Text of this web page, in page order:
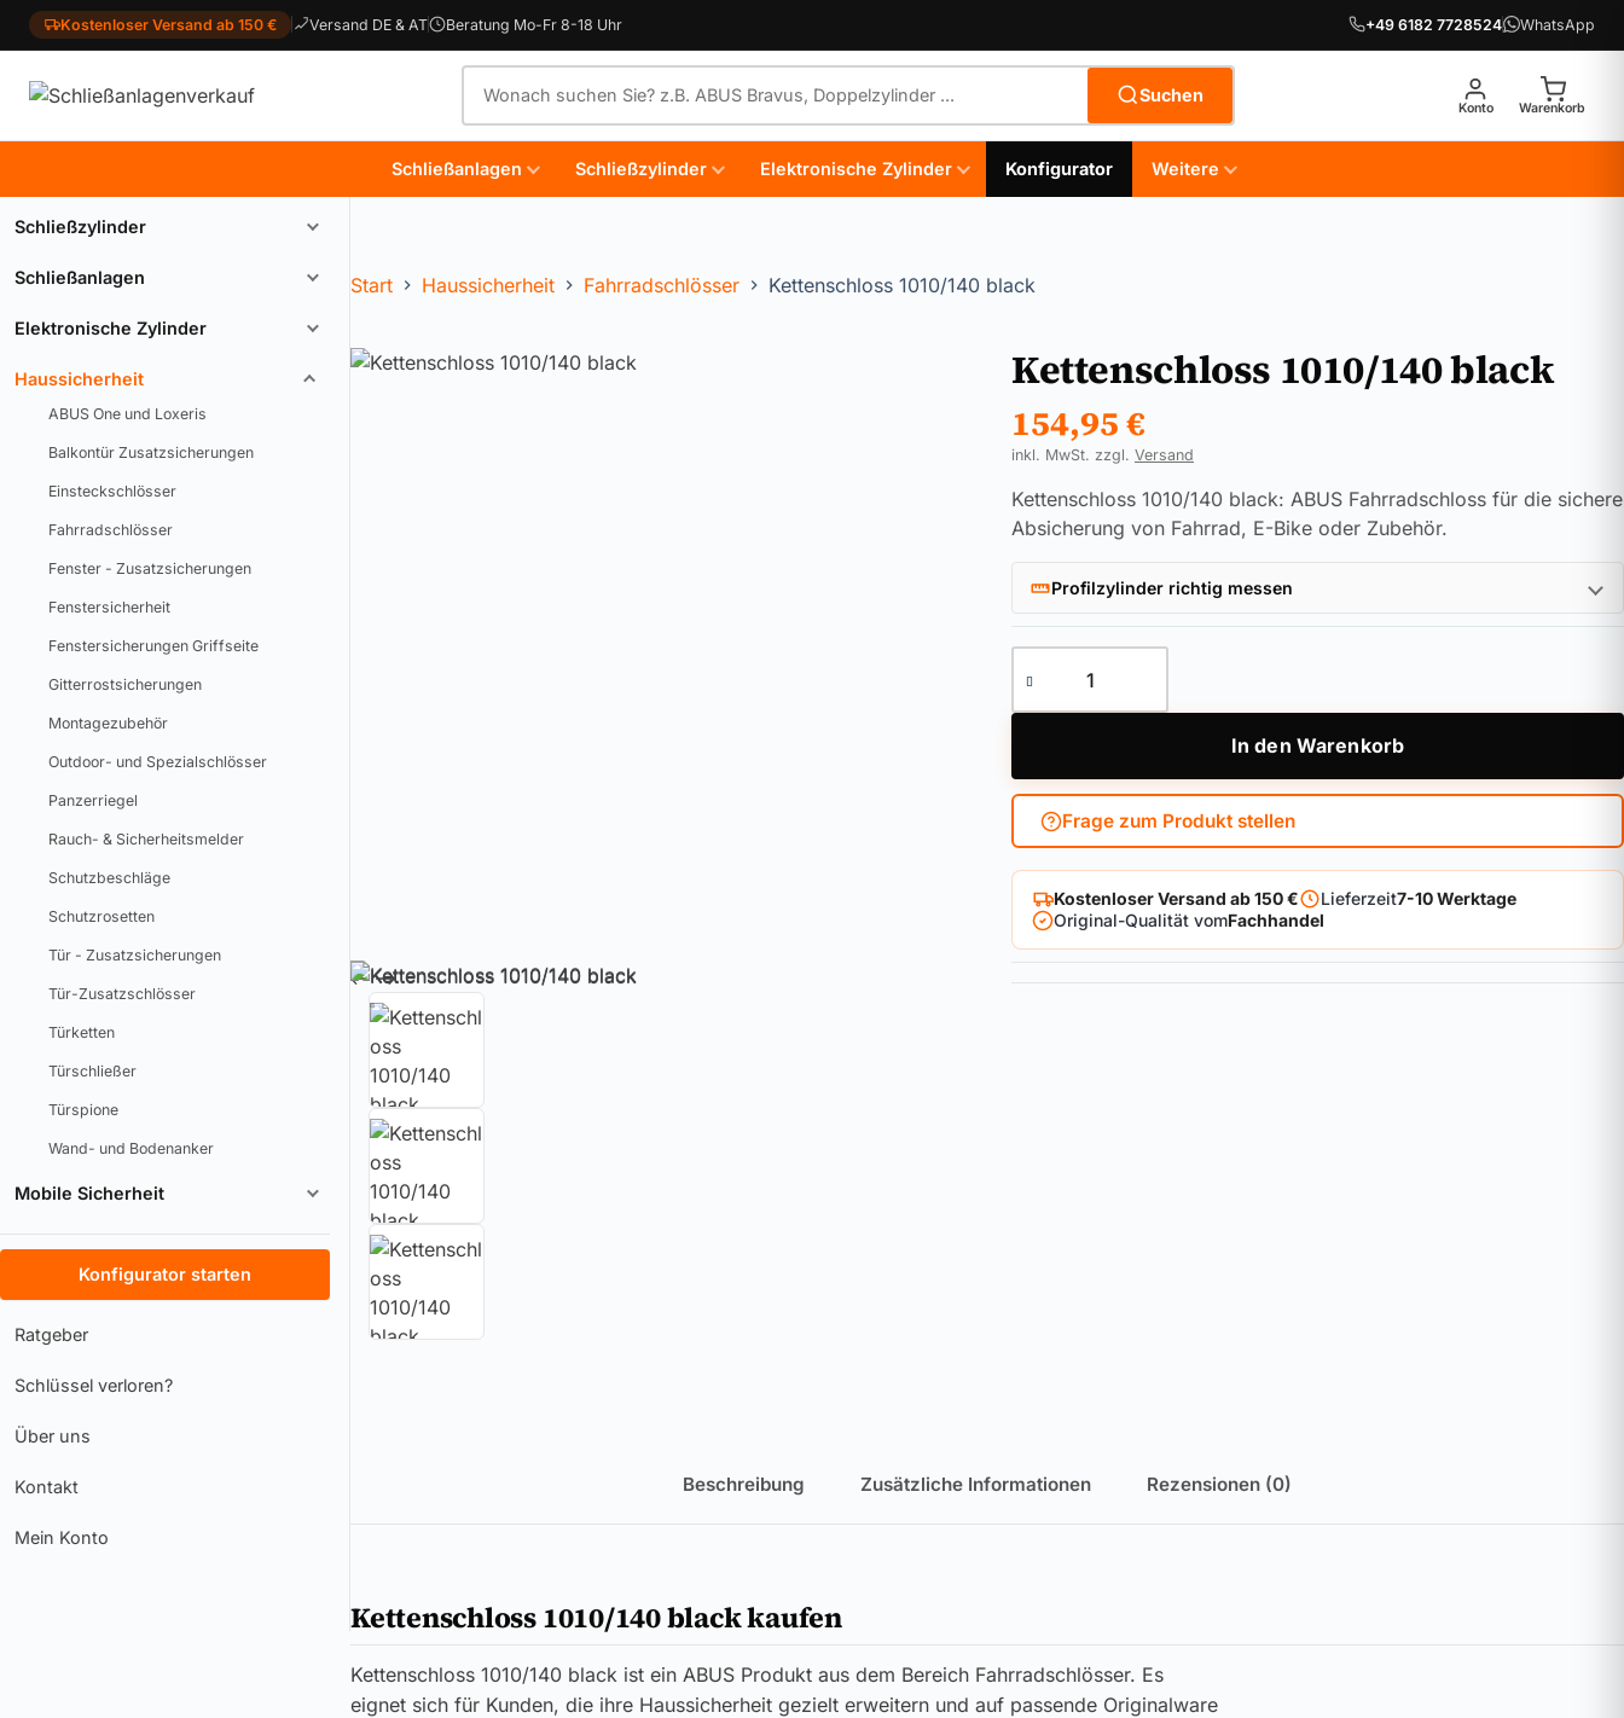
Kostenloser Versand ab 150 € Versand DE & AT Beratung Mo-Fr 8-18 Uhr +49 6182 7728524 WhatsApp
Suchen
Konto Warenkorb
Schließanlagen Schließzylinder Elektronische Zylinder Konfigurator Weitere
Schließzylinder
Schließanlagen
Elektronische Zylinder
Haussicherheit
ABUS One und Loxeris
Balkontür Zusatzsicherungen
Einsteckschlösser
Fahrradschlösser
Fenster - Zusatzsicherungen
Fenstersicherheit
Fenstersicherungen Griffseite
Gitterrostsicherungen
Montagezubehör
Outdoor- und Spezialschlösser
Panzerriegel
Rauch- & Sicherheitsmelder
Schutzbeschläge
Schutzrosetten
Tür - Zusatzsicherungen
Tür-Zusatzschlösser
Türketten
Türschließer
Türspione
Wand- und Bodenanker
Mobile Sicherheit
Konfigurator starten
Ratgeber
Schlüssel verloren?
Über uns
Kontakt
Mein Konto
Start Haussicherheit Fahrradschlösser Kettenschloss 1010/140 black
Kettenschloss 1010/140 black
154,95€
inkl. MwSt. zzgl. Versand
Kettenschloss 1010/140 black: ABUS Fahrradschloss für die sichere
Absicherung von Fahrrad, E-Bike oder Zubehör.
Profilzylinder richtig messen
In den Warenkorb
Frage zum Produkt stellen
Kostenloser Versand ab 150 € Lieferzeit7-10 Werktage
Original-Qualität vomFachhandel
Beschreibung Zusätzliche Informationen Rezensionen (0)
Kettenschloss 1010/140 black kaufen
Kettenschloss 1010/140 black ist ein ABUS Produkt aus dem Bereich Fahrradschlösser. Es
eignet sich für Kunden, die ihre Haussicherheit gezielt erweitern und auf passende Originalware